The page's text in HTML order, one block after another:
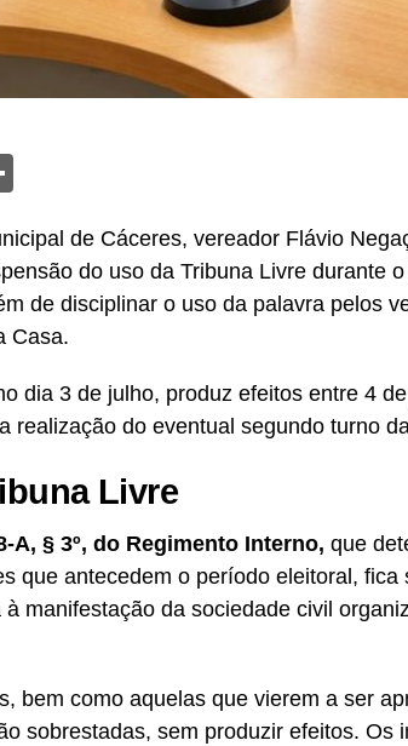
de Cáceres, vereador Flávio
do uso da Tribuna Livre durante
de disciplinar o uso da palavra pelos
Casa.
dia 3 de julho, produz efeitos entre 4
realização do eventual segundo turno
Livre
A, § 3º, do Regimento Interno, que
que antecedem o período eleitoral, fica
à manifestação da sociedade civil
bem como aquelas que vierem a ser
sobrestadas, sem produzir efeitos. Os